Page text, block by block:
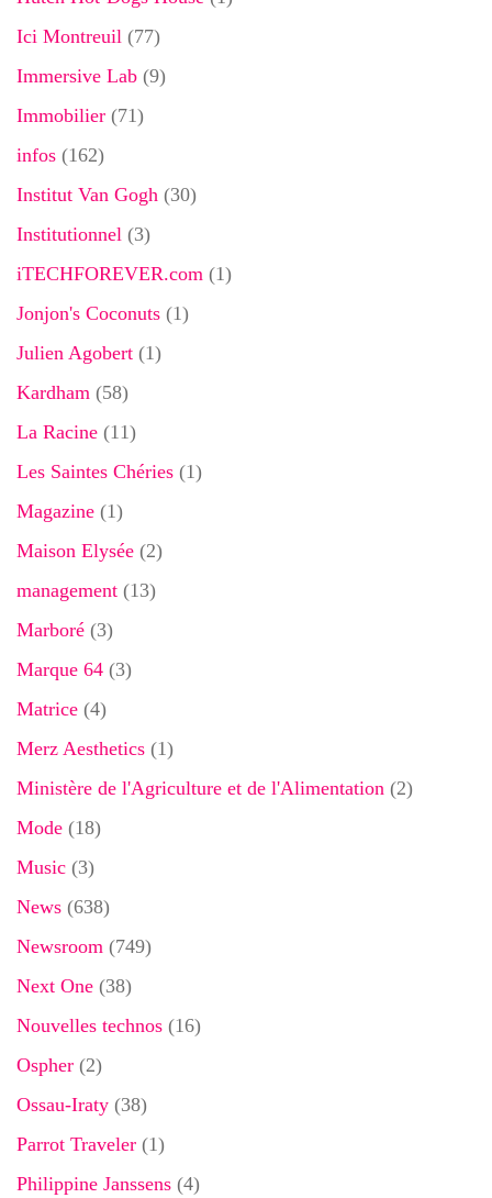
Ici Montreuil (77)
Immersive Lab (9)
Immobilier (71)
infos (162)
Institut Van Gogh (30)
Institutionnel (3)
iTECHFOREVER.com (1)
Jonjon's Coconuts (1)
Julien Agobert (1)
Kardham (58)
La Racine (11)
Les Saintes Chéries (1)
Magazine (1)
Maison Elysée (2)
management (13)
Marboré (3)
Marque 64 (3)
Matrice (4)
Merz Aesthetics (1)
Ministère de l'Agriculture et de l'Alimentation (2)
Mode (18)
Music (3)
News (638)
Newsroom (749)
Next One (38)
Nouvelles technos (16)
Ospher (2)
Ossau-Iraty (38)
Parrot Traveler (1)
Philippine Janssens (4)